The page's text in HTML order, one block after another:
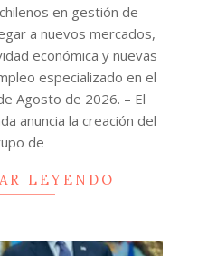
en gestión de
a nuevos mercados,
económica y nuevas
especializado en el
Agosto de 2026. – El
anuncia la creación del
de
LEYENDO